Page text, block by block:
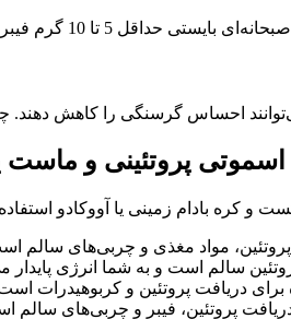
فیبر برای صبحانه شامل غلات و حبوبات است.
احساس گرسنگی را کاهش دهند.
و کره بادام زمینی یا آووکادو
مواد مغذی و چربی‌های سالم
سالم است و به شما انرژی پایدار
دریافت پروتئین و کربوهیدرات
پروتئین، فیبر و چربی‌های سالم